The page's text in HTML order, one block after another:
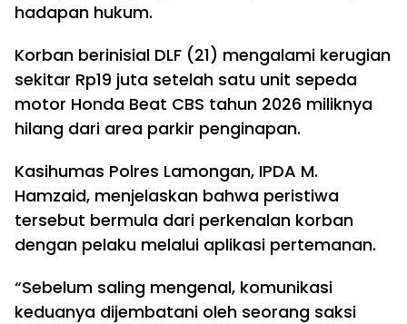
hadapan hukum.
Korban berinisial DLF (21) mengalami kerugian
sekitar Rp19 juta setelah satu unit sepeda
motor Honda Beat CBS tahun 2026 miliknya
hilang dari area parkir penginapan.
Kasihumas Polres Lamongan, IPDA M.
Hamzaid, menjelaskan bahwa peristiwa
tersebut bermula dari perkenalan korban
dengan pelaku melalui aplikasi pertemanan.
“Sebelum saling mengenal, komunikasi
keduanya dijembatani oleh seorang saksi